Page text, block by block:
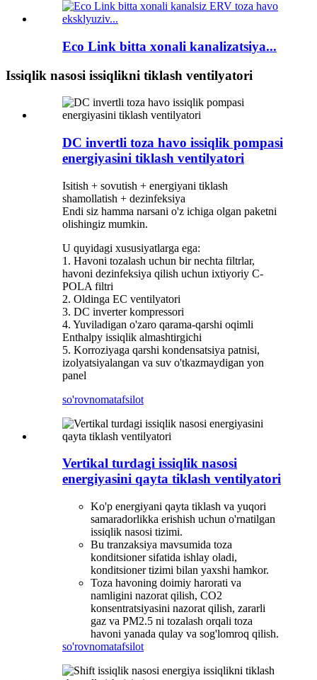
Eco Link bitta xonali kanalizatsiya...
Issiqlik nasosi issiqlikni tiklash ventilyatori
DC invertli toza havo issiqlik pompasi
energiyasini tiklash ventilyatori
Isitish + sovutish + energiyani tiklash
shamollatish + dezinfeksiya
Endi siz hamma narsani o'z ichiga olgan paketni
olishingiz mumkin.
U quyidagi xususiyatlarga ega:
1. Havoni tozalash uchun bir nechta filtrlar,
havoni dezinfeksiya qilish uchun ixtiyoriy C-
POLA filtri
2. Oldinga EC ventilyatori
3. DC inverter kompressori
4. Yuviladigan o'zaro qarama-qarshi oqimli
Enthalpy issiqlik almashtirgichi
5. Korroziyaga qarshi kondensatsiya patnisi,
izolyatsiyalangan va suv o'tkazmaydigan yon
panel
so'rovnomatafsilot
Vertikal turdagi issiqlik nasosi
energiyasini qayta tiklash ventilyatori
Ko'p energiyani qayta tiklash va yuqori
samaradorlikka erishish uchun o'rnatilgan
issiqlik nasosi tizimi.
Bu tranzaksiya mavsumida toza
konditsioner sifatida ishlay oladi,
konditsioner tizimi bilan yaxshi hamkor.
Toza havoning doimiy harorati va
namligini nazorat qilish, CO2
konsentratsiyasini nazorat qilish, zararli
gaz va PM2.5 ni tozalash orqali toza
havoni yanada qulay va sog'lomroq qilish.
so'rovnomatafsilot